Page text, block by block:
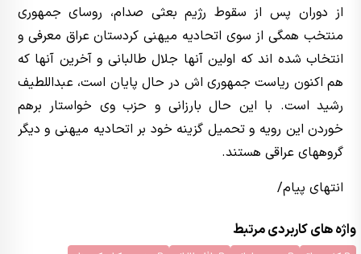
از دوران پس از سقوط رژیم بعثی صدام، روسای جمهوری
منتخب همگی از سوی اتحادیه میهنی کردستان عراق معرفی و
انتخاب شده اند که اولین آنها جلال طالبانی و آخرین آنها که
هم اکنون ریاست جمهوری اش در حال پایان است، عبداللطیف
رشید است. با این حال بارزانی و حزب وی خواستار برهم
خوردن این رویه و تحمیل گزینه خود بر اتحادیه میهنی و دیگر
گروههای عراقی هستند.
انتهای پیام/
واژه های کاربردی مرتبط